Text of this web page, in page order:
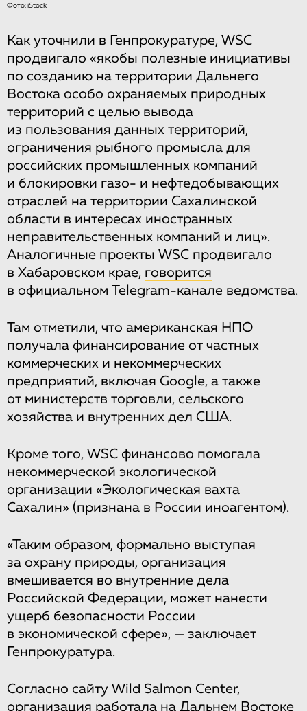
Фото: iStock
Как уточнили в Генпрокуратуре, WSC
продвигало «якобы полезные инициативы
по созданию на территории Дальнего
Востока особо охраняемых природных
территорий с целью вывода
из пользования данных территорий,
ограничения рыбного промысла для
российских промышленных компаний
и блокировки газо- и нефтедобывающих
отраслей на территории Сахалинской
области в интересах иностранных
неправительственных компаний и лиц».
Аналогичные проекты WSC продвигало
в Хабаровском крае, говорится
в официальном Telegram-канале ведомства.
Там отметили, что американская НПО
получала финансирование от частных
коммерческих и некоммерческих
предприятий, включая Google, а также
от министерств торговли, сельского
хозяйства и внутренних дел США.
Кроме того, WSC финансово помогала
некоммерческой экологической
организации «Экологическая вахта
Сахалин» (признана в России иноагентом).
«Таким образом, формально выступая
за охрану природы, организация
вмешивается во внутренние дела
Российской Федерации, может нанести
ущерб безопасности России
в экономической сфере», — заключает
Генпрокуратура.
Согласно сайту Wild Salmon Center,
организация работала на Дальнем Востоке